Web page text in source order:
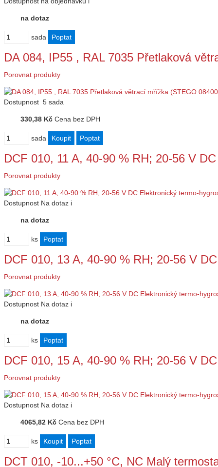
na dotaz
sada
DA 084, IP55 , RAL 7035 Přetlaková
Porovnat produkty
Dostupnost 5 sada
330,38 Kč Cena bez DPH
sada
DCF 010, 11 A, 40-90 % RH; 20-56 V
Porovnat produkty
Dostupnost Na dotaz i
na dotaz
ks
DCF 010, 13 A, 40-90 % RH; 20-56 V
Porovnat produkty
Dostupnost Na dotaz i
na dotaz
ks
DCF 010, 15 A, 40-90 % RH; 20-56 V
Porovnat produkty
Dostupnost Na dotaz i
4065,82 Kč Cena bez DPH
ks
DCT 010, -10...+50 °C, NC Malý